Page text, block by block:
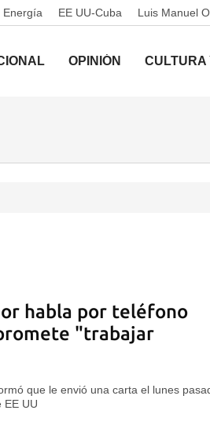
Energía EE UU-Cuba Luis Manuel
OPINIÓN CULTURA
habla por teléfono
"trabajar
que le envió una carta el lunes
EE UU